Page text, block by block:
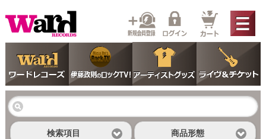
検索項目 商品形態